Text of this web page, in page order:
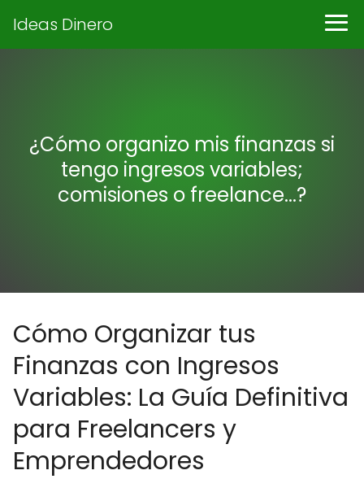
Ideas Dinero
¿Cómo organizo mis finanzas si
tengo ingresos variables;
comisiones o freelance...?
Cómo Organizar tus
Finanzas con Ingresos
Variables: La Guía Definitiva
para Freelancers y
Emprendedores